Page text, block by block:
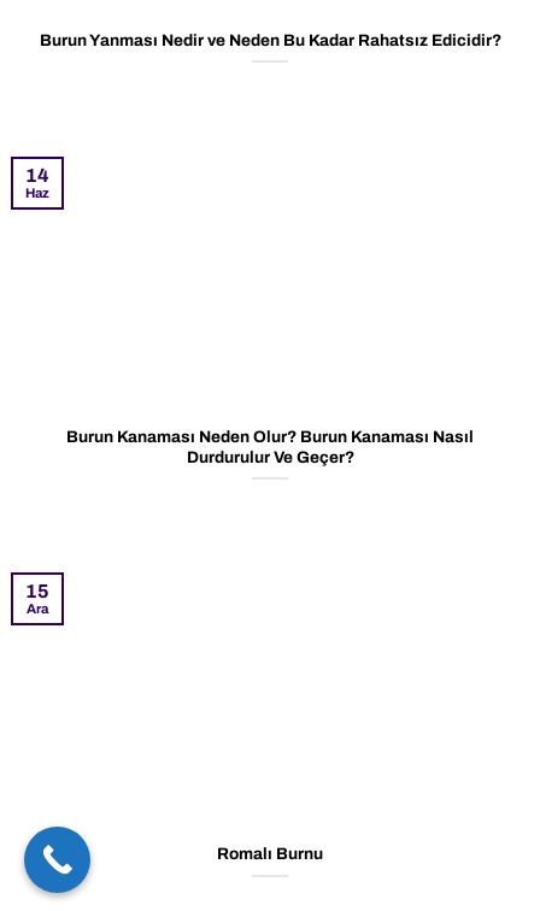
Burun Yanması Nedir ve Neden Bu Kadar Rahatsız Edicidir?
Burun Kanaması Neden Olur? Burun Kanaması Nasıl
Durdurulur Ve Geçer?
14
Haz
Romalı Burnu
15
Ara